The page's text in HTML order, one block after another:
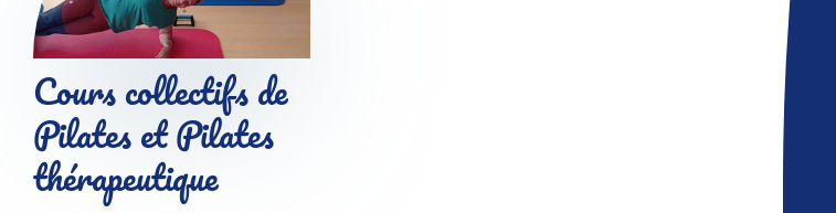
Cours collectifs de
Pilates et Pilates
thérapeutique